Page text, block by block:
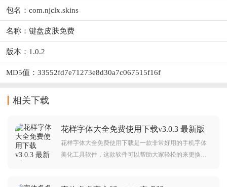
包名：com.njclx.skins
名称：键盘皮肤免费
版本：1.0.2
MD5值：33552fd7e71273e8d30a7c067515f16f
相关下载
花样字体大全免费使用下载v3.0.3 最新版
花样字体大全免费使用下载是一款非常好用的手机字体
美化工具软件，这款软件可以帮助大家轻松的来更换字